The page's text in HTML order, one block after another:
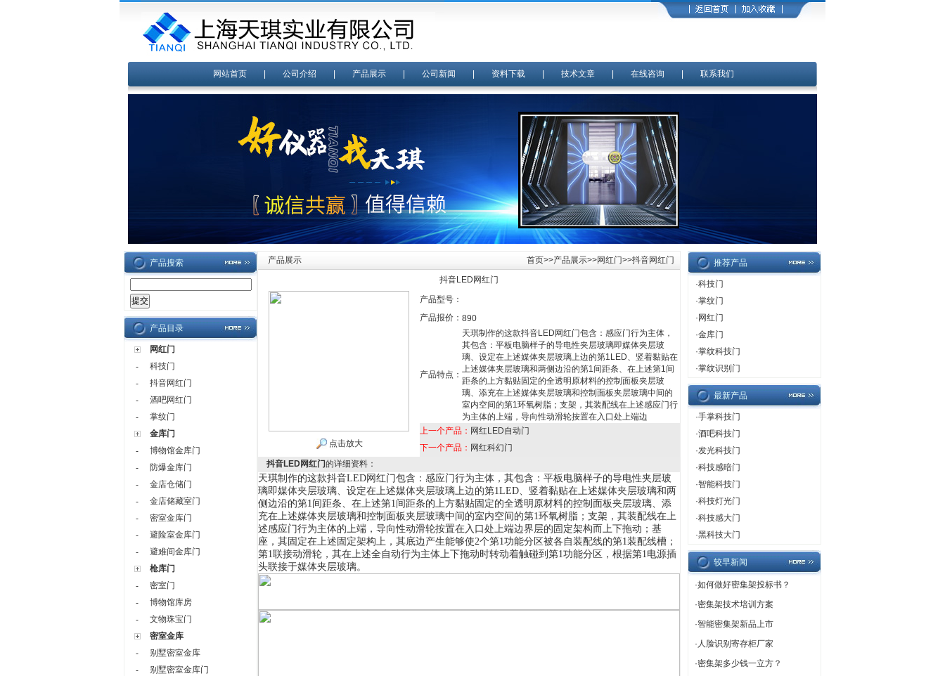
网站首页| 公司介绍 产品展示| 公司新闻 资料下载| 技术文章| 在线咨询 联系我们
产品搜索
产品目录
网红门
-
科技门
-
抖音网红门
-
酒吧网红门
-
掌纹门
金库门
-
博物馆金库门
-
防爆金库门
-
金店仓储门
-
金店储藏室门
-
密室金库门
-
避险室金库门
-
避难间金库门
枪库门
-
密室门
-
博物馆库房
-
文物珠宝门
密室金库
-
别墅密室金库
-
别墅密室金库门
产品展示 首页>>产品展示>>网红门>>抖音网红门
抖音LED网红门
点击放大
产品型号：
产品报价： 890
产品特点：
天琪制作的这款抖音LED网红门包含：感应门行为主体，
其包含：平板电脑样子的导电性夹层玻璃即媒体夹层玻
璃、设定在上述媒体夹层玻璃上边的第1LED、竖着黏贴在
上述媒体夹层玻璃和两侧边沿的第1间距条、在上述第1间
距条的上方黏贴固定的全透明原材料的控制面板夹层玻
璃、添充在上述媒体夹层玻璃和控制面板夹层玻璃中间的
室内空间的第1环氧树脂；支架，其装配线在上述感应门行
为主体的上端，导向性动滑轮按置在入口处上端边
上一个产品： 网红LED自动门
下一个产品： 网红科幻门
抖音LED网红门的详细资料：
天琪制作的这款抖音LED网红门包含：感应门行为主体，其包含：平板电脑样子的导电性夹层玻
璃即媒体夹层玻璃、设定在上述媒体夹层玻璃上边的第1LED、竖着黏贴在上述媒体夹层玻璃和两
侧边沿的第1间距条、在上述第1间距条的上方黏贴固定的全透明原材料的控制面板夹层玻璃、添
充在上述媒体夹层玻璃和控制面板夹层玻璃中间的室内空间的第1环氧树脂；支架，其装配线在上
述感应门行为主体的上端，导向性动滑轮按置在入口处上端边界层的固定架构而上下拖动；基
座，其固定在上述固定架构上，其底边产生能够使2个第1功能分区被各自装配线的第1装配线槽；
第1联接动滑轮，其在上述全自动行为主体上下拖动时转动着触碰到第1功能分区，根据第1电源插
头联接于媒体夹层玻璃。
推荐产品
·科技门
·掌纹门
· 网红门
·金库门
·掌纹科技门
·掌纹识别门
最新产品
·手掌科技门
·酒吧科技门
·发光科技门
·科技感暗门
·智能科技门
·科技灯光门
·科技感大门
·黑科技大门
较早新闻
·如何做好密集架投标书？
·密集架技术培训方案
·智能密集架新品上市
· 人脸识别寄存柜厂家
·密集架多少钱一立方？